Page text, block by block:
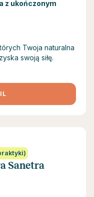
z ukończonym
Twoja naturalna
swoją siłę.
Sanetra